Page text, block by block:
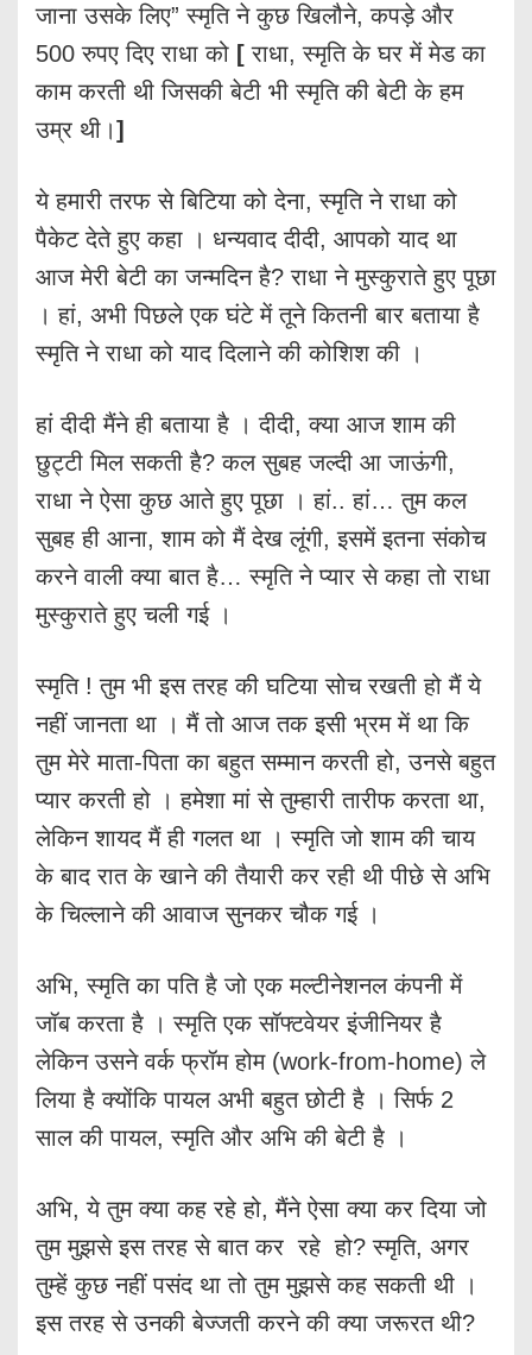
जाना उसके लिए” स्मृति ने कुछ खिलौने, कपड़े और
500 रुपए दिए राधा को [ राधा, स्मृति के घर में मेड का
काम करती थी जिसकी बेटी भी स्मृति की बेटी के हम
उम्र थी।]
ये हमारी तरफ से बिटिया को देना, स्मृति ने राधा को
पैकेट देते हुए कहा । धन्यवाद दीदी, आपको याद था
आज मेरी बेटी का जन्मदिन है? राधा ने मुस्कुराते हुए पूछा
। हां, अभी पिछले एक घंटे में तूने कितनी बार बताया है
स्मृति ने राधा को याद दिलाने की कोशिश की ।
हां दीदी मैंने ही बताया है । दीदी, क्या आज शाम की
छुट्टी मिल सकती है? कल सुबह जल्दी आ जाऊंगी,
राधा ने ऐसा कुछ आते हुए पूछा । हां.. हां… तुम कल
सुबह ही आना, शाम को मैं देख लूंगी, इसमें इतना संकोच
करने वाली क्या बात है… स्मृति ने प्यार से कहा तो राधा
मुस्कुराते हुए चली गई ।
स्मृति ! तुम भी इस तरह की घटिया सोच रखती हो मैं ये
नहीं जानता था । मैं तो आज तक इसी भ्रम में था कि
तुम मेरे माता-पिता का बहुत सम्मान करती हो, उनसे बहुत
प्यार करती हो । हमेशा मां से तुम्हारी तारीफ करता था,
लेकिन शायद मैं ही गलत था । स्मृति जो शाम की चाय
के बाद रात के खाने की तैयारी कर रही थी पीछे से अभि
के चिल्लाने की आवाज सुनकर चौक गई ।
अभि, स्मृति का पति है जो एक मल्टीनेशनल कंपनी में
जॉब करता है । स्मृति एक सॉफ्टवेयर इंजीनियर है
लेकिन उसने वर्क फ्रॉम होम (work-from-home) ले
लिया है क्योंकि पायल अभी बहुत छोटी है । सिर्फ 2
साल की पायल, स्मृति और अभि की बेटी है ।
अभि, ये तुम क्या कह रहे हो, मैंने ऐसा क्या कर दिया जो
तुम मुझसे इस तरह से बात कर रहे हो? स्मृति, अगर
तुम्हें कुछ नहीं पसंद था तो तुम मुझसे कह सकती थी ।
इस तरह से उनकी बेज्जती करने की क्या जरूरत थी?